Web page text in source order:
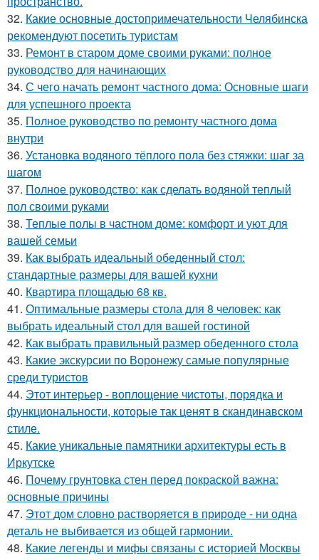
32. Какие основные достопримечательности Челябинска
рекомендуют посетить туристам
33. Ремонт в старом доме своими руками: полное
руководство для начинающих
34. С чего начать ремонт частного дома: Основные шаги
для успешного проекта
35. Полное руководство по ремонту частного дома
внутри
36. Установка водяного тёплого пола без стяжки: шаг за
шагом
37. Полное руководство: как сделать водяной теплый
пол своими руками
38. Теплые полы в частном доме: комфорт и уют для
вашей семьи
39. Как выбрать идеальный обеденный стол:
стандартные размеры для вашей кухни
40. Квартира площадью 68 кв.
41. Оптимальные размеры стола для 8 человек: как
выбрать идеальный стол для вашей гостиной
42. Как выбрать правильный размер обеденного стола
43. Какие экскурсии по Воронежу самые популярные
среди туристов
44. Этот интерьер - воплощение чистоты, порядка и
функциональности, которые так ценят в скандинавском
стиле.
45. Какие уникальные памятники архитектуры есть в
Иркутске
46. Почему грунтовка стен перед покраской важна:
основные причины
47. Этот дом словно растворяется в природе - ни одна
деталь не выбивается из общей гармонии.
48. Какие легенды и мифы связаны с историей Москвы